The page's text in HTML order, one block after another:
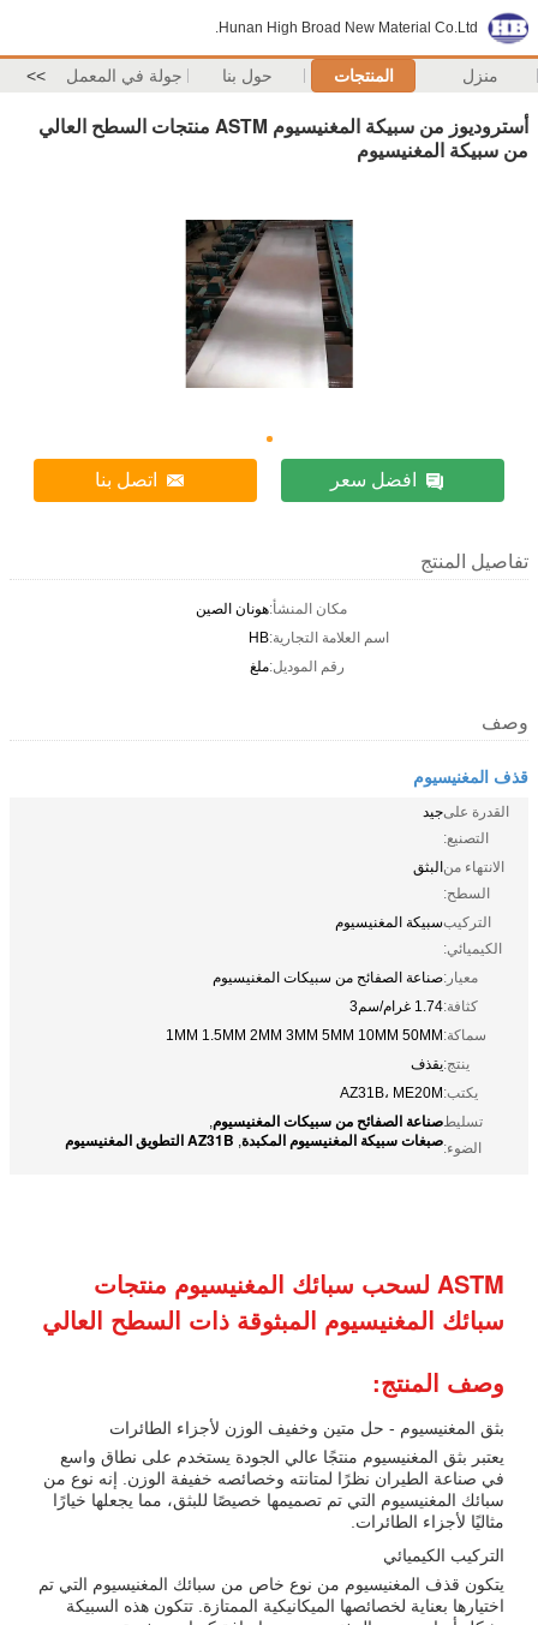
Hunan High Broad New Material Co.Ltd.
منزل المنتجات حول بنا جولة في المعمل >>
أستروديوز من سبيكة المغنيسيوم ASTM منتجات السطح العالي
من سبيكة المغنيسيوم
افضل سعر اتصل بنا
تفاصيل المنتج
مكان المنشأ:هونان الصين
اسم العلامة التجارية:HB
رقم الموديل:ملغ
وصف
قذف المغنيسيوم
القدرة على
التصنيع:
جيد
الانتهاء من
السطح:
البثق
التركيب
الكيميائي:
سبيكة المغنيسيوم
معيار:صناعة الصفائح من سبيكات المغنيسيوم
كثافة:1.74 غرام/سم3
سماكة:1MM 1.5MM 2MM 3MM 5MM 10MM 50MM
ينتج:يقذف
يكتب:AZ31B، ME20M
تسليط
الضوء:
صناعة الصفائح من سبيكات المغنيسيوم,
صبغات سبيكة المغنيسيوم المكبدة, AZ31B التطويق المغنيسيوم
ASTM لسحب سبائك المغنيسيوم منتجات
سبائك المغنيسيوم المبثوقة ذات السطح العالي
وصف المنتج:
بثق المغنيسيوم - حل متين وخفيف الوزن لأجزاء الطائرات
يعتبر بثق المغنيسيوم منتجًا عالي الجودة يستخدم على نطاق واسع
في صناعة الطيران نظرًا لمتانته وخصائصه خفيفة الوزن. إنه نوع من
سبائك المغنيسيوم التي تم تصميمها خصيصًا للبثق، مما يجعلها خيارًا
مثاليًا لأجزاء الطائرات.
التركيب الكيميائي
يتكون قذف المغنيسيوم من نوع خاص من سبائك المغنيسيوم التي تم
اختيارها بعناية لخصائصها الميكانيكية الممتازة. تتكون هذه السبيكة